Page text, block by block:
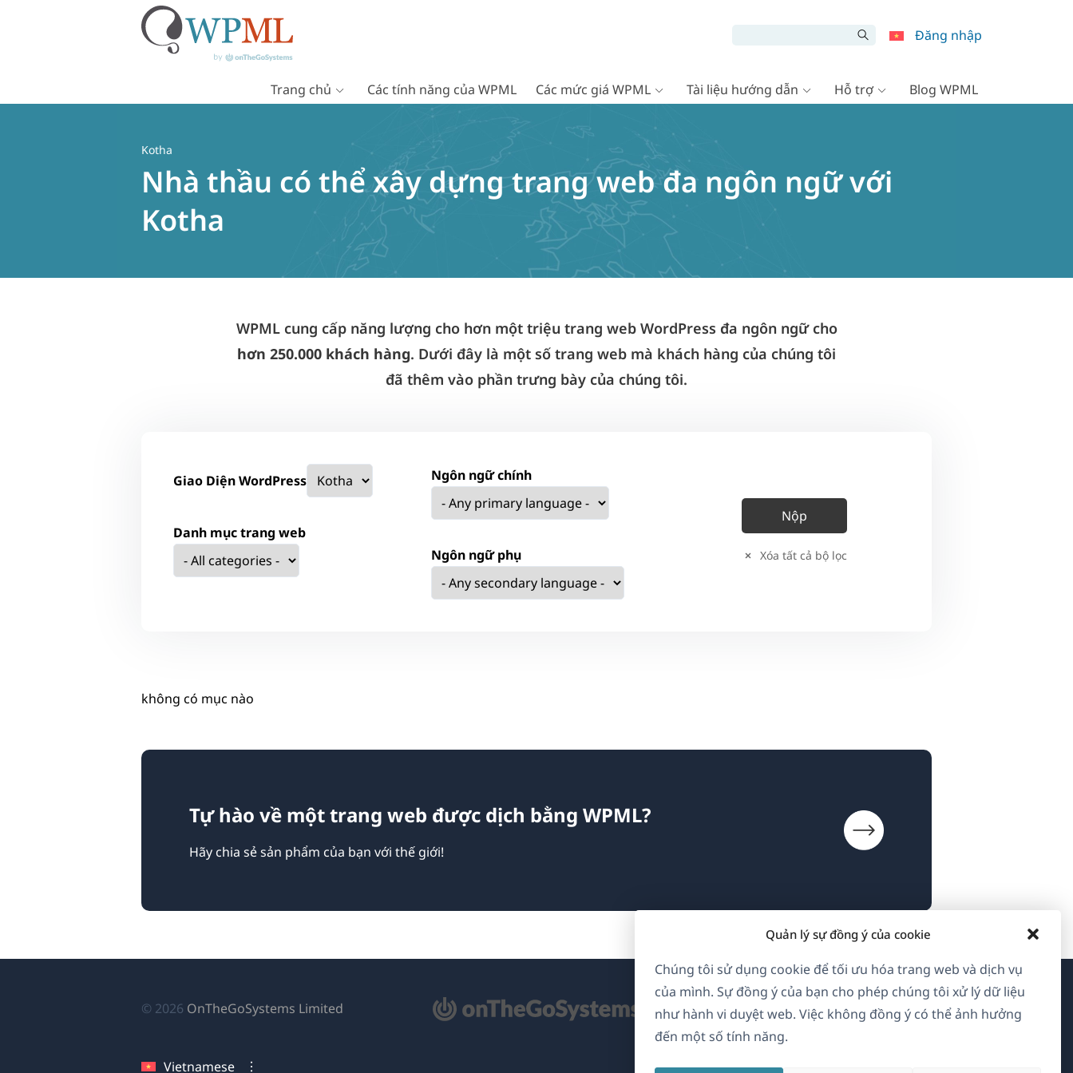
Quản lý sự đồng ý của cookie
Chúng tôi sử dụng cookie để tối ưu hóa trang web và dịch vụ
của mình. Sự đồng ý của bạn cho phép chúng tôi xử lý dữ liệu
như hành vi duyệt web. Việc không đồng ý có thể ảnh hưởng
đến một số tính năng.
Đăng nhập
Trang chủ Các tính năng của WPML Các mức giá WPML Tài liệu hướng dẫn Hỗ trợ Blog WPML
Kotha
Nhà thầu có thể xây dựng trang web đa ngôn ngữ với
Kotha
WPML cung cấp năng lượng cho hơn một triệu trang web WordPress đa ngôn ngữ cho
hơn 250.000 khách hàng. Dưới đây là một số trang web mà khách hàng của chúng tôi
đã thêm vào phần trưng bày của chúng tôi.
Giao Diện WordPress
Danh mục trang web
Ngôn ngữ chính
Ngôn ngữ phụ Xóa tất cả bộ lọc
không có mục nào
Tự hào về một trang web được dịch bằng WPML?
Hãy chia sẻ sản phẩm của bạn với thế giới!
© 2026 OnTheGoSystems Limited
Vietnamese
Về WPML
GDPR & Chính sách Bảo mật
Tham gia đội ngũ của chúng tôi